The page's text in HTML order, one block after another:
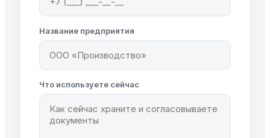
Название предприятия
Что используете сейчас